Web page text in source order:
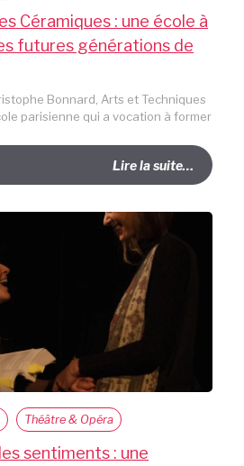
Céramiques : une école à
futures générations de
Bonnard, Arts et Techniques
parisienne qui a vocation à former
Lire la suite…
Théâtre & Opéra
sentiments : une